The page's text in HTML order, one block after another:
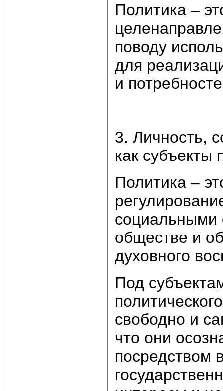
Политика –
поводу
для
и
3. Личность,
как субъекты
Политика –
социальными
обществе и
духовного
Под
свободно и
что они
посредством